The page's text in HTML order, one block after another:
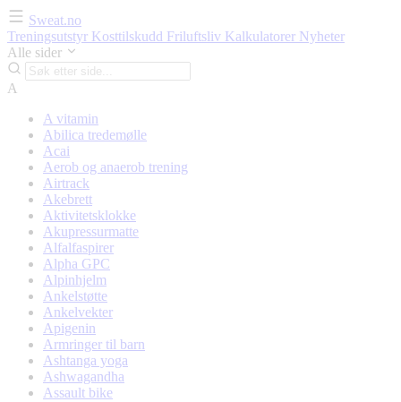
Sweat.no
Treningsutstyr Kosttilskudd Friluftsliv Kalkulatorer Nyheter
Alle sider
A
A vitamin
Abilica tredemølle
Acai
Aerob og anaerob trening
Airtrack
Akebrett
Aktivitetsklokke
Akupressurmatte
Alfalfaspirer
Alpha GPC
Alpinhjelm
Ankelstøtte
Ankelvekter
Apigenin
Armringer til barn
Ashtanga yoga
Ashwagandha
Assault bike